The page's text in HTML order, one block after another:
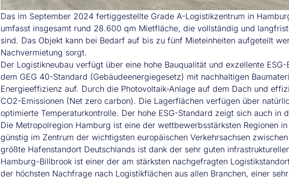
Das im September 2024 fertiggestellte Grade A-Logistikzentrum in
umfasst insgesamt rund 28.600 qm Mietfläche, die vollständig und
sind. Das Objekt kann bei Bedarf auf bis zu fünf Mieteinheiten aufgeteilt
Nachvermietung sorgt.
Der Logistikneubau verfügt über eine hohe Bauqualität und exzellente
dem GEG 40-Standard (Gebäudeenergiegesetz) mit nachhaltigen
Energieeffizienz auf. Durch die Photovoltaik-Anlage auf dem Dach und
CO2-Emissionen (Net zero carbon). Die Lagerflächen verfügen über
optimierte Temperaturkontrolle. Der hohe ESG-Standard zeigt sich auch in
Die Metropolregion Hamburg ist eine der wettbewerbsstärksten Regionen
günstig im Zentrum der wichtigsten europäischen Verkehrsachsen
größte Hafenstandort Deutschlands ist dank der sehr guten
Hamburg-Billbrook ist einer der am stärksten nachgefragten
der höchsten Nachfrage nach Logistikflächen aus allen Branchen, einer